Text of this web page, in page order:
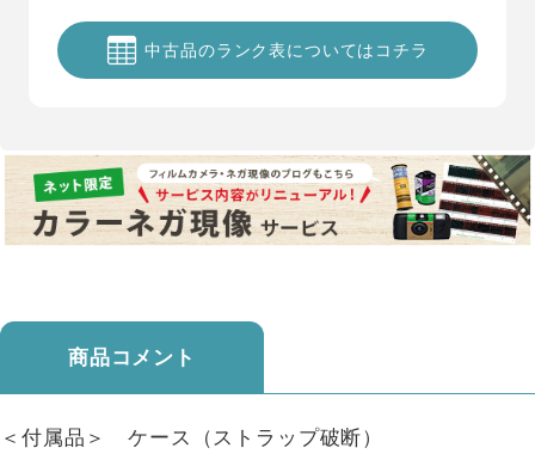
中古品のランク表についてはコチラ
商品コメント
＜付属品＞ ケース（ストラップ破断）